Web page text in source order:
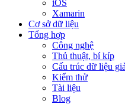
iOS
Xamarin
Cơ sở dữ liệu
Tổng hợp
Công nghệ
Thủ thuật, bí kíp
Cấu trúc dữ liệu
Kiểm thử
Tài liệu
Blog